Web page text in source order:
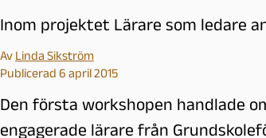
Inom projektet Lärare som ledare
Av Linda Sikström
Publicerad 6 april 2015
Den första workshopen handlade
engagerade lärare från